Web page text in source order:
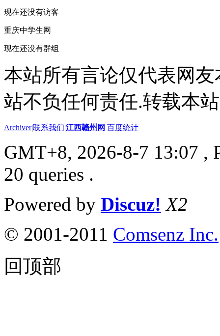
现在还没有访客
重庆中学生网
现在还没有群组
本站所有言论仅代表网
站不负任何责任.转载本
Archiver|联系我们|江西赣州网 百度统计
GMT+8, 2026-8-7 13:07 ,
20 queries .
Powered by Discuz! X2
© 2001-2011 Comsenz Inc.
回顶部